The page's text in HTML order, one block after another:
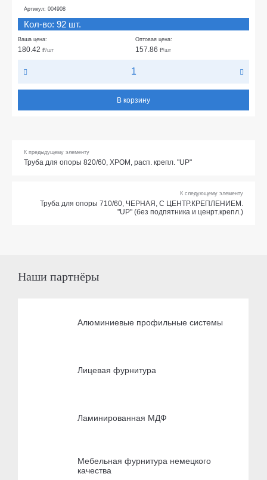
Артикул: 004908
Кол-во: 92 шт.
Ваша цена:
180.42 ₽/шт
Оптовая цена:
157.86 ₽/шт
В корзину
К предыдущему элементу
Труба для опоры 820/60, ХРОМ, расп. крепл. "UP"
К следующему элементу
Труба для опоры 710/60, ЧЕРНАЯ, С ЦЕНТР.КРЕПЛЕНИЕМ.
"UP" (без подпятника и ценрт.крепл.)
Наши партнёры
Алюминиевые профильные системы
Лицевая фурнитура
Ламинированная МДФ
Мебельная фурнитура немецкого
качества